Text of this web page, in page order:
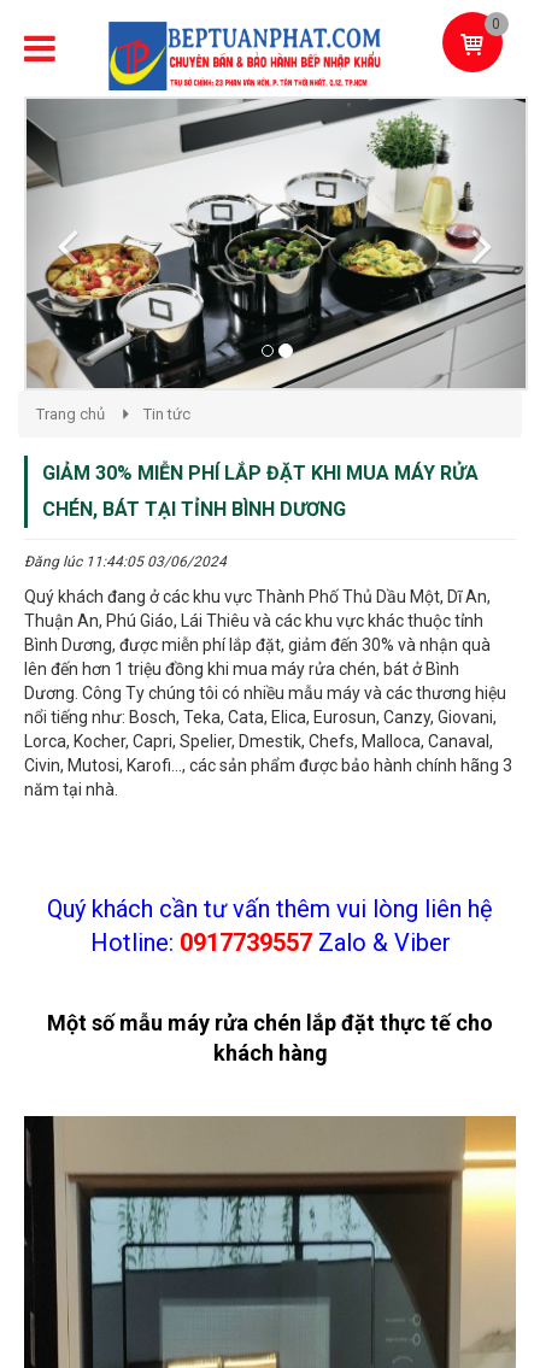
0
Previous
Trang chủ Tin tức
GIẢM 30% MIỄN PHÍ LẮP ĐẶT KHI MUA MÁY RỬA
CHÉN, BÁT TẠI TỈNH BÌNH DƯƠNG
Đăng lúc 11:44:05 03/06/2024
Quý khách đang ở các khu vực Thành Phố Thủ Dầu Một, Dĩ An,
Thuận An, Phú Giáo, Lái Thiêu và các khu vực khác thuộc tỉnh
Bình Dương, được miễn phí lắp đặt, giảm đến 30% và nhận quà
lên đến hơn 1 triệu đồng khi mua máy rửa chén, bát ở Bình
Dương. Công Ty chúng tôi có nhiều mẫu máy và các thương hiệu
nổi tiếng như: Bosch, Teka, Cata, Elica, Eurosun, Canzy, Giovani,
Lorca, Kocher, Capri, Spelier, Dmestik, Chefs, Malloca, Canaval,
Civin, Mutosi, Karofi..., các sản phẩm được bảo hành chính hãng 3
năm tại nhà.
Quý khách cần tư vấn thêm vui lòng liên hệ
Hotline: 0917739557Zalo & Viber
Một số mẫu máy rửa chén lắp đặt thực tế cho
khách hàng